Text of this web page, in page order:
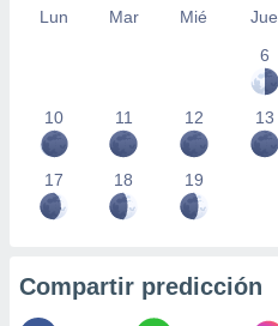
Lun Mar Mié Jue
6
10 11 12 13
17 18 19
Compartir predicción